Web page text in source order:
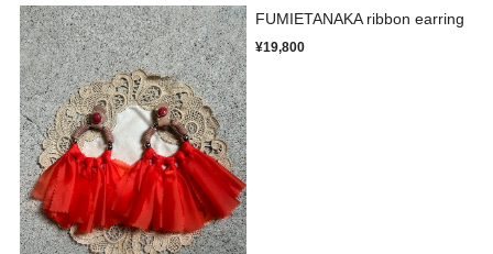
FUMIETANAKA ribbon earring
¥19,800